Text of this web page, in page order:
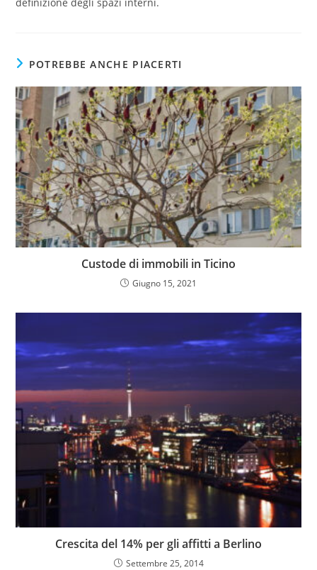
POTREBBE ANCHE PIACERTI
Custode di immobili in Ticino
Giugno 15, 2021
Crescita del 14% per gli affitti a Berlino
Settembre 25, 2014